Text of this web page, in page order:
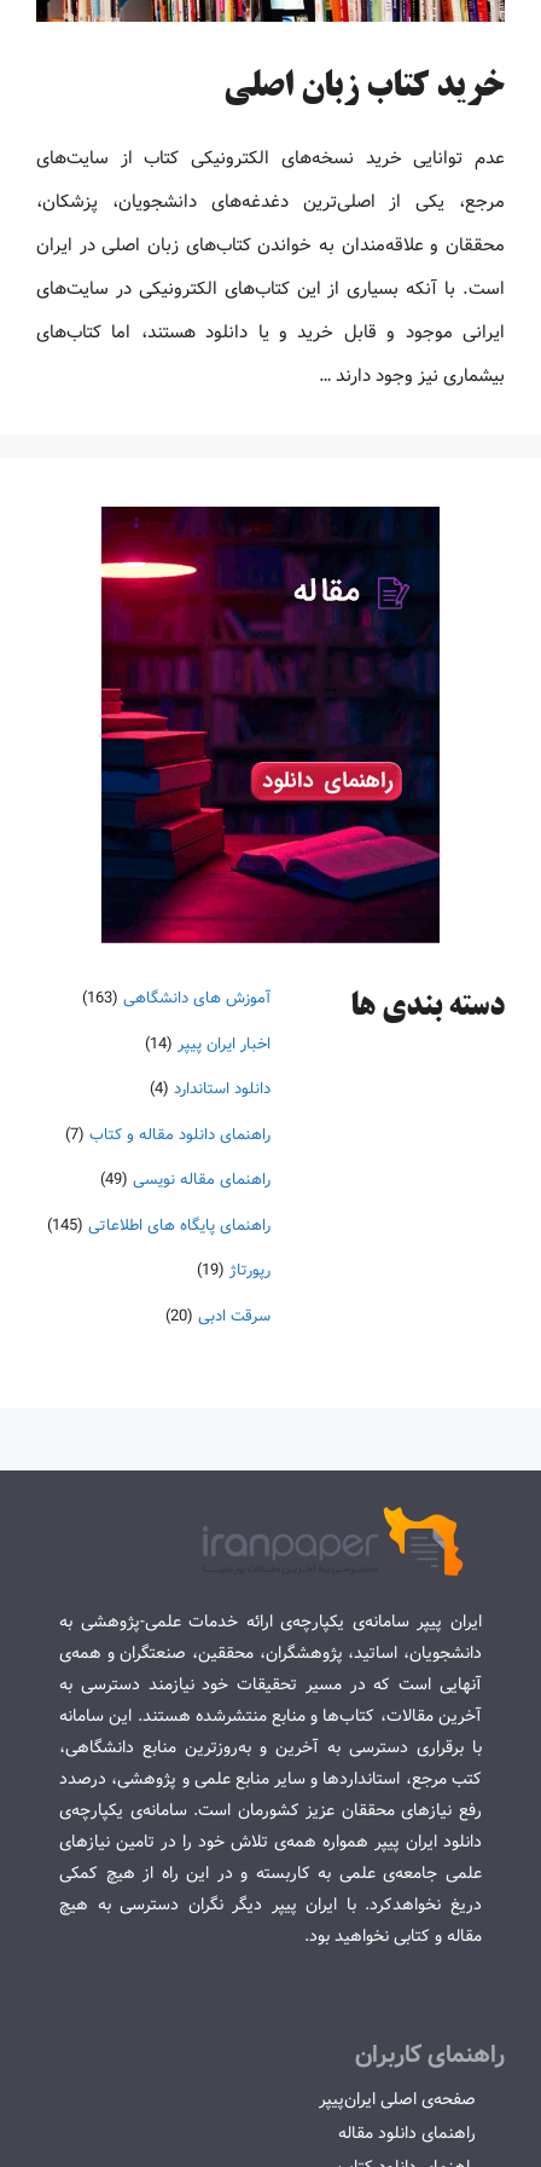
خرید کتاب زبان اصلی
عدم توانایی خرید نسخه‌های الکترونیکی کتاب‌ از سایت‌های
مرجع، یکی از اصلی‌ترین دغدغه‌های دانشجویان، پزشکان،
محققان و علاقه‌مندان به خواندن کتاب‌های زبان اصلی در ایران
است. با آنکه بسیاری از این کتاب‌های الکترونیکی در سایت‌های
ایرانی موجود و قابل خرید و یا دانلود هستند، اما کتاب‌های
بیشماری نیز وجود دارند …
دسته‌ بندی ها آموزش های دانشگاهی (163)
اخبار ایران پیپر (14)
دانلود استاندارد (4)
راهنمای دانلود مقاله و کتاب (7)
راهنمای مقاله نویسی (49)
راهنمای پایگاه های اطلاعاتی (145)
رپورتاژ (19)
سرقت ادبی (20)
ایران پیپر سامانه‌ی یکپارچه‌ی ارائه خدمات علمی-پژوهشی به
دانشجویان، اساتید، پژوهشگران، محققین، صنعتگران و همه‌ی
آنهایی است که در مسیر تحقیقات خود نیازمند دسترسی به
آخرین مقالات، کتاب‌ها و منابع منتشرشده هستند. این سامانه
با برقراری دسترسی به آخرین و به‌روزترین منابع دانشگاهی،
کتب مرجع، استانداردها و سایر منابع علمی و پژوهشی، درصدد
رفع نیازهای محققان عزیز کشورمان است. سامانه‌ی یکپارچه‌ی
دانلود ایران پیپر همواره همه‌ی تلاش خود را در تامین نیازهای
علمی جامعه‌ی علمی به کاربسته و در این راه از هیچ کمکی
دریغ نخواهدکرد. با ایران پیپر دیگر نگران دسترسی به هیچ
مقاله و کتابی نخواهید بود.
راهنمای کاربران
صفحه‌ی اصلی ایران‌پیپر
راهنمای دانلود مقاله